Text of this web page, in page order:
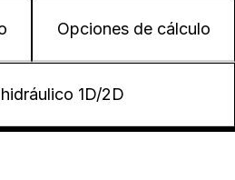
Opciones de cálculo
1D/2D